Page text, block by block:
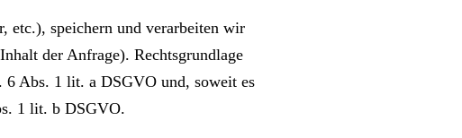
etc.), speichern und verarbeiten wir
der Anfrage). Rechtsgrundlage
6 Abs. 1 lit. a DSGVO und, soweit es
1 lit. b DSGVO.